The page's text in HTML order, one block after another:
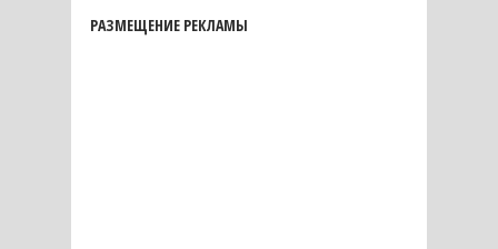
РАЗМЕЩЕНИЕ РЕКЛАМЫ